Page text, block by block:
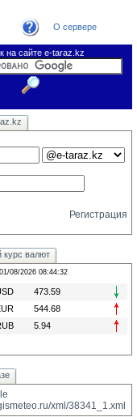
О сервере
на сайте e-taraz.kz
в Таразе
Замечания и предложения
Регистрация
валют
08/2026 08:44:32
473.59
544.68
5.94
xml/38341_1.xml